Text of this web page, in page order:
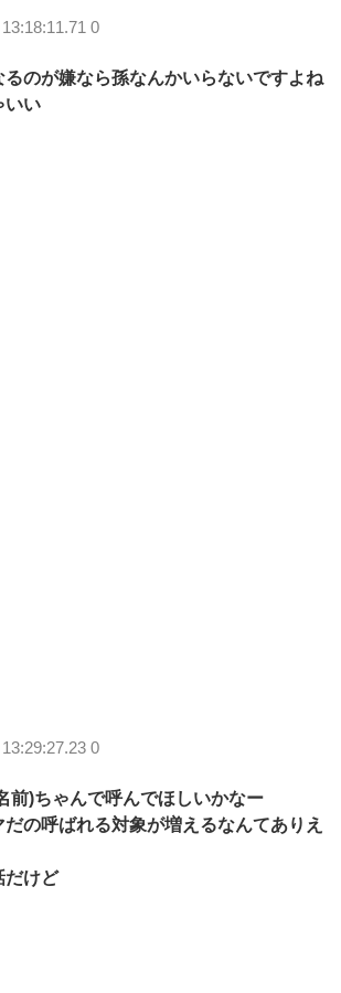
0
るのが嫌なら孫なんかいらないですよね
いい
0
前)ちゃんで呼んでほしいかなー
の呼ばれる対象が増えるなんてありえ
だけど